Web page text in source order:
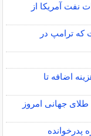
نفت آمریکا از
که ترامپ در
اضافه تا
جهانی امروز